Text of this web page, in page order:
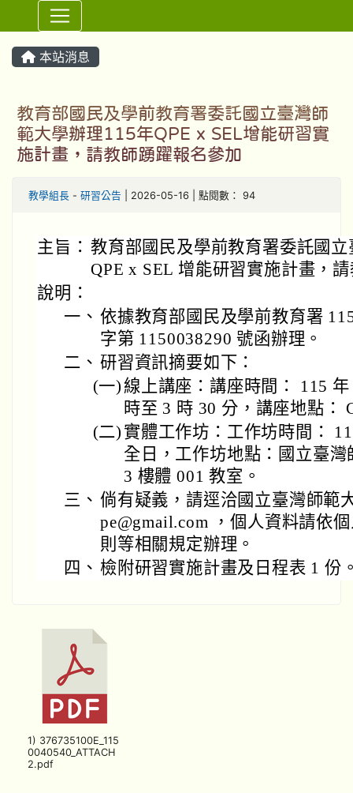
⏸
本站消息
教育部國民及學前教育署委託國立臺灣師
範大學辦理115年QPE x SEL增能研習實
施計畫，請教師踴躍報名參加
教學組長 - 研習公告 | 2026-05-16 | 點閱數： 94
主旨： 教育部國民及學前教育署委託國
QPE x SEL 增能研習實施計畫，
說明：
一、 依據教育部國民及學前教育署
字第 1150038290 號函辦理。
二、 研習資訊摘要如下：
(一)線上講座：講座時間： 115
時至 3 時 30 分，講座地點：
(二) 實體工作坊：工作坊時間：
全日，工作坊地點：國立臺
3 樓體 001 教室。
三、 倘有疑義，請逕洽國立臺灣師範
pe@gmail.com ，個人資料請依
則等相關規定辦理。
四、 檢附研習實施計畫及日程表 1 份
1) 376735100E_115
0040540_ATTACH
2.pdf